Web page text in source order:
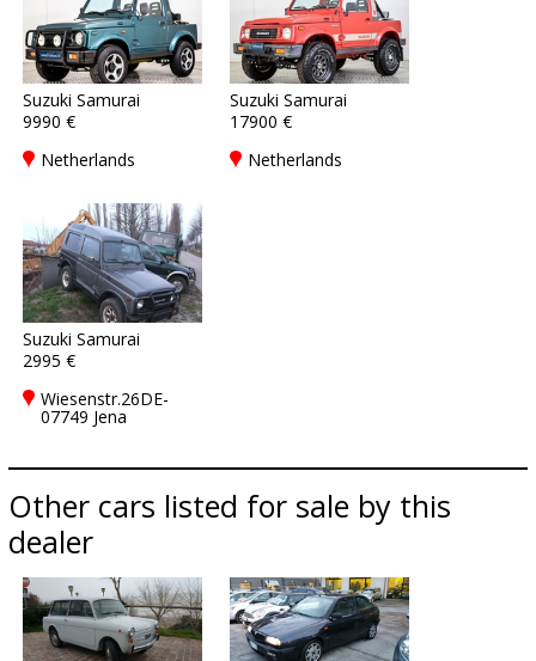
Suzuki Samurai
9990 €
Netherlands
Suzuki Samurai
17900 €
Netherlands
Suzuki Samurai
2995 €
Wiesenstr.26DE-
07749 Jena
Other cars listed for sale by this
dealer